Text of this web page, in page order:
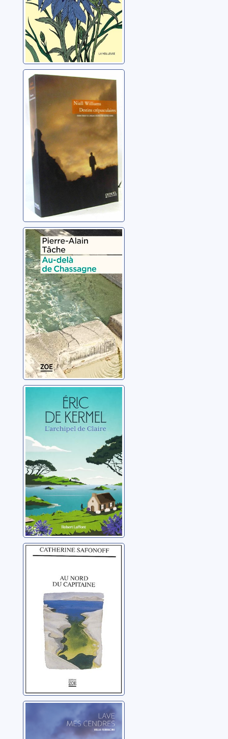
Destins
crépusculaires
Williams, Niall
Au-delà de
Chassagne
Tâche, Pierre-Alain
L'archipel de
Claire
Kermel, Eric de
Au nord du
Safonoff, Catherine
Lave mes
cendres